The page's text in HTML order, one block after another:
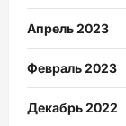
Апрель 2023
Февраль 2023
Декабрь 2022